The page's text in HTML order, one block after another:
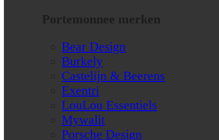
Portemonnee merken
Bear Design
Burkely
Castelijn & Beerens
Exentri
LouLou Essentiels
Mywalit
Porsche Design